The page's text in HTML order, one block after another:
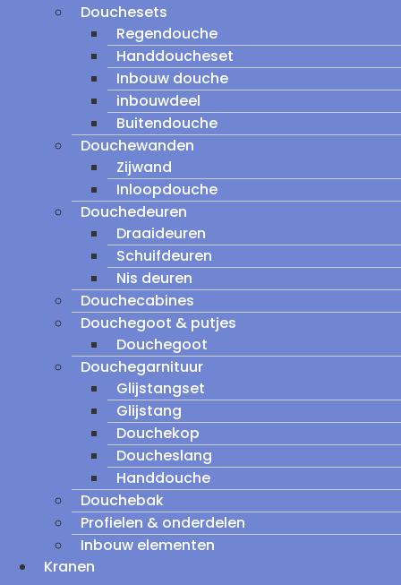
Douchesets
Regendouche
Handdoucheset
Inbouw douche
inbouwdeel
Buitendouche
Douchewanden
Zijwand
Inloopdouche
Douchedeuren
Draaideuren
Schuifdeuren
Nis deuren
Douchecabines
Douchegoot & putjes
Douchegoot
Douchegarnituur
Glijstangset
Glijstang
Douchekop
Doucheslang
Handdouche
Douchebak
Profielen & onderdelen
Inbouw elementen
Kranen